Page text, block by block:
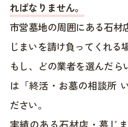
ればなりません。
市営墓地の周囲にある石材
じまいを請け負ってくれる
もし、どの業者を選んだら
は「終活・お墓の相談所
ださい。